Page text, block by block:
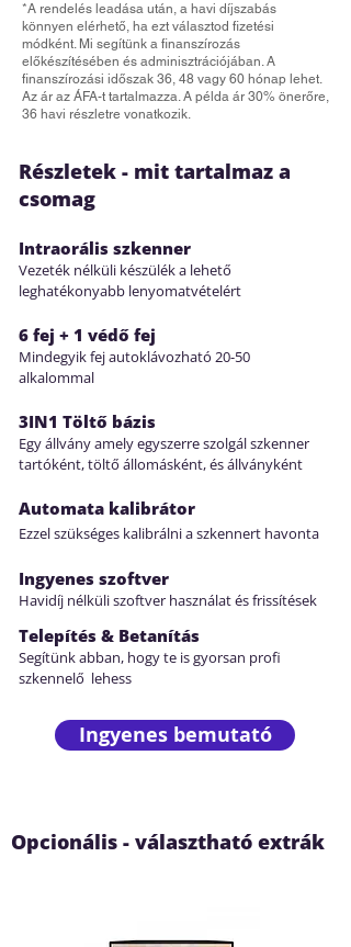
*A rendelés leadása után, a havi díjszabás
könnyen elérhető, ha ezt választod fizetési
módként. Mi segítünk a finanszírozás
előkészítésében és adminisztrációjában. A
finanszírozási időszak 36, 48 vagy 60 hónap lehet.
Az ár az ÁFA-t tartalmazza. A példa ár 30% önerőre,
36 havi részletre vonatkozik.
Részletek - mit tartalmaz a
csomag
Intraorális szkenner
Vezeték nélküli készülék a lehető
leghatékonyabb lenyomatvételért
6 fej + 1 védő fej
Mindegyik fej autoklávozható 20-50
alkalommal
3IN1 Töltő bázis
Egy állvány amely egyszerre szolgál szkenner
tartóként, töltő állomásként, és állványként
Automata kalibrátor
Ezzel szükséges kalibrálni a szkennert havonta
Ingyenes szoftver
Havidíj nélküli szoftver használat és frissítések
Telepítés & Betanítás
Segítünk abban, hogy te is gyorsan profi
szkennelő lehess
Ingyenes bemutató
Opcionális - választható extrák